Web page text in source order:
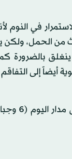
من الحمل،
بالضرورة
أيضاً إلى